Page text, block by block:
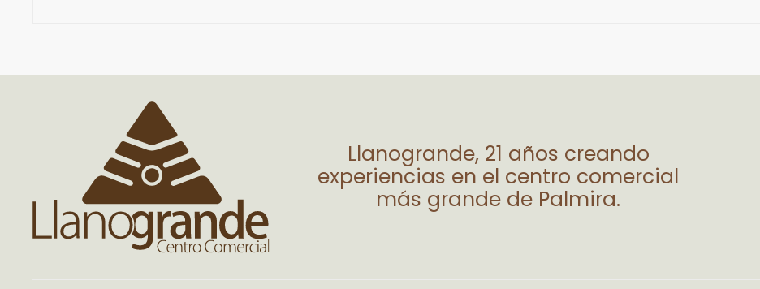
Llanogrande, 21 años creando
experiencias en el centro comercial
más grande de Palmira.